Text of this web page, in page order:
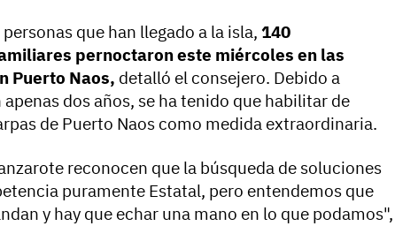
que han llegado a la isla, 140
pernoctaron este miércoles en las
Puerto Naos, detalló el consejero. Debido a
dos años, se ha tenido que habilitar de
de Puerto Naos como medida extraordinaria.
reconocen que la búsqueda de soluciones
puramente Estatal, pero entendemos que
y hay que echar una mano en lo que podamos",